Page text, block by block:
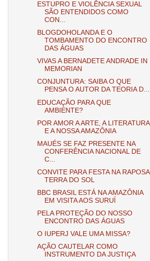
ESTUPRO E VIOLÊNCIA SEXUAL
SÃO ENTENDIDOS COMO
CON...
BLOGDOHOLANDA E O
TOMBAMENTO DO ENCONTRO
DAS ÁGUAS
VIVAS A BERNADETE ANDRADE IN
MEMORIAN
CONJUNTURA: SAIBA O QUE
PENSA O AUTOR DA TEORIA D...
EDUCAÇÃO PARA QUE
AMBIENTE?
POR AMOR A ARTE, A LITERATURA
E A NOSSA AMAZÔNIA
MAUÉS SE FAZ PRESENTE NA
CONFERÊNCIA NACIONAL DE
C...
CONVITE PARA FESTA NA RAPOSA
TERRA DO SOL
BBC BRASIL ESTÁ NA AMAZÔNIA
EM VISITA AOS SURUÍ
PELA PROTEÇÃO DO NOSSO
ENCONTRO DAS ÁGUAS
O IUPERJ VALE UMA MISSA?
AÇÃO CAUTELAR COMO
INSTRUMENTO DA JUSTIÇA